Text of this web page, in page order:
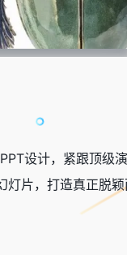
设计，紧跟顶级
片，打造真正脱颖